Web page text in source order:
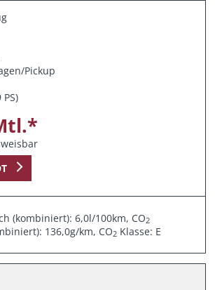
Pickup
PS)
(kombiniert): 6,0l/100km, CO2
136,0g/km, CO2 Klasse: E